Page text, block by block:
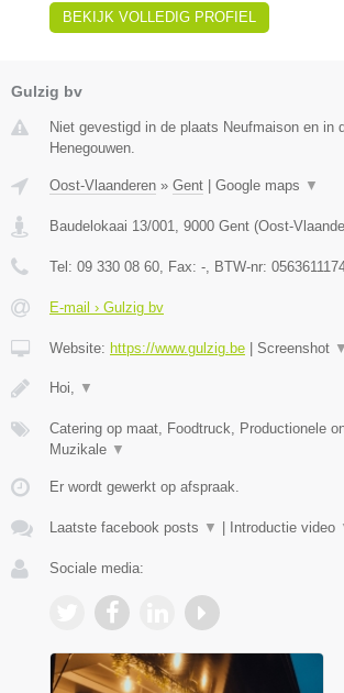
BEKIJK VOLLEDIG PROFIEL
Gulzig bv
Niet gevestigd in de plaats Neufmaison en in
Henegouwen.
Oost-Vlaanderen » Gent Google maps ▼
Baudelokaai 13/001 9000 Gent (Oost-
Tel: 09 330 08 60 , Fax: - , BTW-nr:
E-mail › Gulzig bv
Website: https://www.gulzig.be Screenshot ▼
Hoi, ▼
Catering op maat, Foodtruck, Productionele
Muzikale ▼
Er wordt gewerkt op afspraak.
Laatste facebook posts ▼ Introductie video
Sociale media: